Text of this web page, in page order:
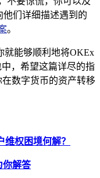
他们详细描述遇到的
。
就能够顺利地将OKEx
，希望这篇详尽的指
数字货币的资产转移
权困境何解？
你解答